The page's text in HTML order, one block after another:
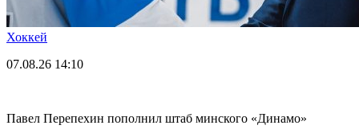
Хоккей
07.08.26 14:10
Павел Перепехин пополнил штаб минского «Динамо»